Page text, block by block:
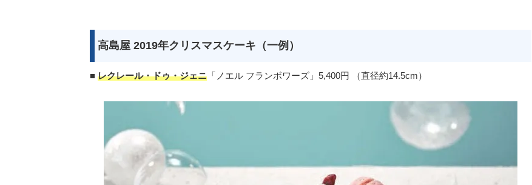
高島屋 2019年クリスマスケーキ（一例）
■ レクレール・ドゥ・ジェニ 「ノエル フランボワーズ」5,400円 （直径約14.5cm）